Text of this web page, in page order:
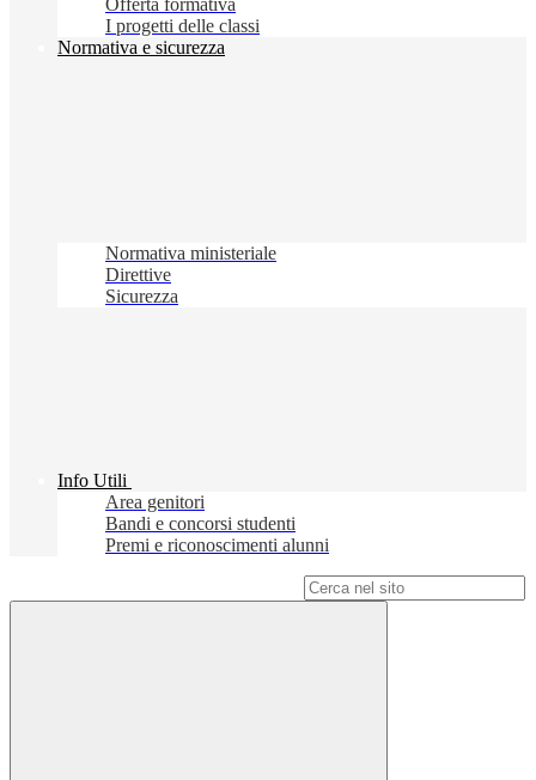
Offerta formativa
I progetti delle classi
Normativa e sicurezza
Normativa ministeriale
Direttive
Sicurezza
Info Utili
Area genitori
Bandi e concorsi studenti
Premi e riconoscimenti alunni